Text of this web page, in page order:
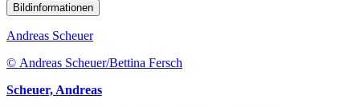
Bildinformationen
Andreas Scheuer
© Andreas Scheuer/Bettina Fersch
Scheuer, Andreas